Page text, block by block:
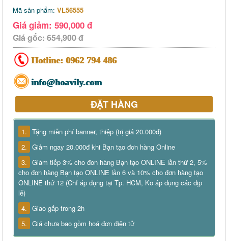
Mã sản phẩm: VL56555
Giá giảm: 590,000 đ
Giá gốc: 654,900 đ
Hotline: 0962 794 486
info@hoavily.com
ĐẶT HÀNG
1. Tặng miễn phí banner, thiệp (trị giá 20.000đ)
2. Giảm ngay 20.000đ khi Bạn tạo đơn hàng Online
3. Giảm tiếp 3% cho đơn hàng Bạn tạo ONLINE lần thứ 2, 5%
cho đơn hàng Bạn tạo ONLINE lần 6 và 10% cho đơn hàng tạo
ONLINE thứ 12 (Chỉ áp dụng tại Tp. HCM, Ko áp dụng các dịp
lễ)
4. Giao gấp trong 2h
5. Giá chưa bao gồm hoá đơn điện tử